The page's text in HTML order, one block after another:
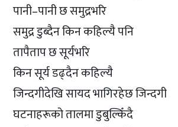
पानी–पानी छ समुद्रभरि
समुद्र डुब्दैन किन कहिल्यै पनि
तापैताप छ सूर्यभरि
किन सूर्य डढ्दैन कहिल्यै
जिन्दगीदेखि सायद भागिरहेछ जिन्दगी
घटनाहरूको तालमा डुबुल्किँदै